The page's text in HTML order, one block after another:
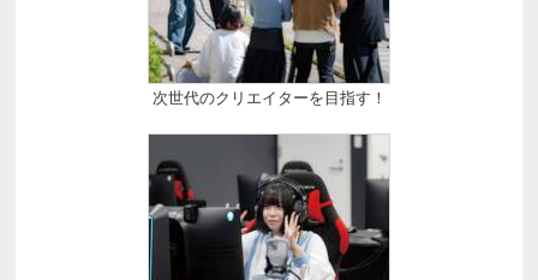
次世代のクリエイターを目指す！